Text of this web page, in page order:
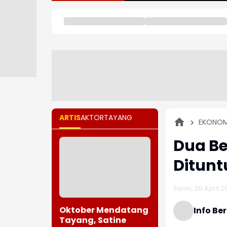
ARTISAKTORTAYANG
Oktober Mendatang
Tayang, Satine
Dua
Senin, 20 April
Info